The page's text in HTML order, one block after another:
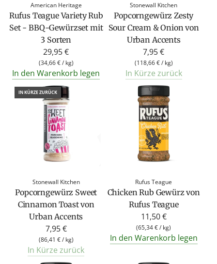
American Heritage
Rufus Teague Variety Rub
Set - BBQ-Gewürzset mit
3 Sorten
29,95 €
(34,66 €/ kg)
In den Warenkorb legen
Stonewall Kitchen
Popcorngewürz Zesty
Sour Cream & Onion von
Urban Accents
7,95 €
(118,66 €/ kg)
In Kürze zurück
IN KÜRZE ZURÜCK
Stonewall Kitchen
Popcorngewürz Sweet
Cinnamon Toast von
Urban Accents
7,95 €
(86,41 €/ kg)
In Kürze zurück
Rufus Teague
Chicken Rub Gewürz von
Rufus Teague
11,50 €
(65,34 €/ kg)
In den Warenkorb legen